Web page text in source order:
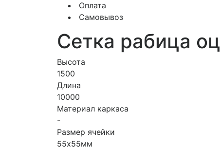
Оплата
Самовывоз
Сетка рабица
Высота
1500
Длина
10000
Материал каркаса
-
Размер ячейки
55х55мм